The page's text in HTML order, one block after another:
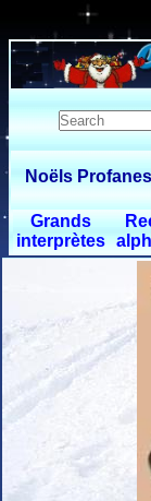
Noëls Profanes
Grands
interprètes